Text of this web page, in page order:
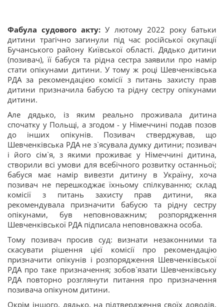
Фабула судового акту:У лютому 2022 року батьки
дитини трагічно загинули під час російської окупації
Бучанського району Київської області. Дядько дитини
(позивач), її бабуся та рідна сестра заявили про намір
стати опікунами дитини. У тому ж році Шевченківська
РДА за рекомендацією комісії з питань захисту прав
дитини призначила бабусю та рідну сестру опікунами
дитини.
Але дядько, із яким реально проживала дитина
спочатку у Польщі, а згодом - у Німеччині подав позов
до інших опікунів. Позивач стверджував, що
Шевченківська РДА не з`ясувала думку дитини; позивач
і його сім`я, з якими проживає у Німеччині дитина,
створили всі умови для всебічного розвитку останньої;
бабуся має намір вивезти дитину в Україну, хоча
позивач не перешкоджає їхньому спілкуванню; склад
комісії з питань захисту прав дитини, яка
рекомендувала призначити бабусю та рідну сестру
опікунами, був неповноважним; розпорядження
Шевченківської РДА підписала неповноважна особа.
Тому позивач просив суд: визнати незаконними та
скасувати рішення цієї комісії про рекомендацію
призначити опікунів і розпорядження Шевченківської
РДА про таке призначення; зобов`язати Шевченківську
РДА повторно розглянути питання про призначення
позивача опікуном дитини.
Окрім іншого, дядько, на підтвердження своїх доводів,